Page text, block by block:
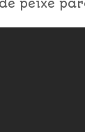
peixe